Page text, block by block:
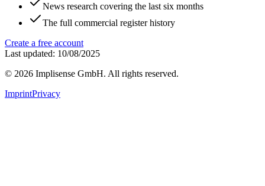
News research covering the last six months
The full commercial register history
Create a free account
Last updated: 10/08/2025
© 2026 Implisense GmbH. All rights reserved.
ImprintPrivacy